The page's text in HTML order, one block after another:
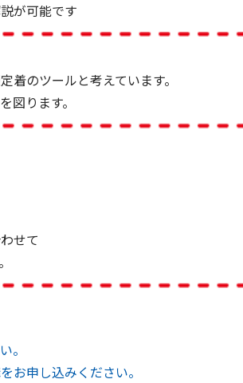
が可能です
のツールと考えています。
図ります。
せて
。
お申し込みください。